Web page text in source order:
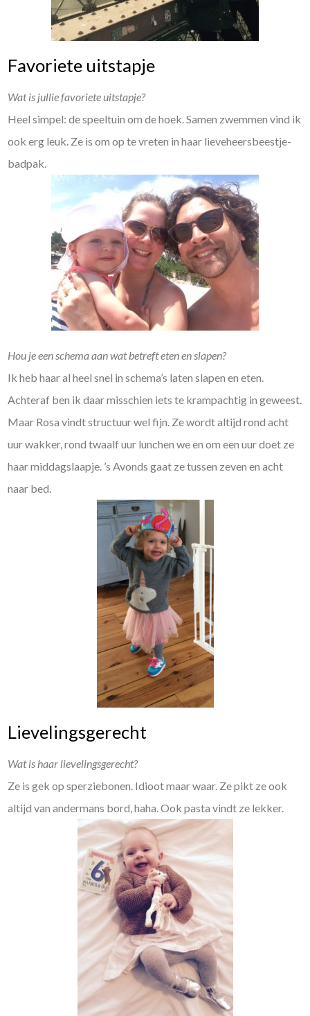
Favoriete uitstapje
Wat is jullie favoriete uitstapje?
Heel simpel: de speeltuin om de hoek. Samen zwemmen vind ik
ook erg leuk. Ze is om op te vreten in haar lieveheersbeestje-
badpak.
Hou je een schema aan wat betreft eten en slapen?
Ik heb haar al heel snel in schema’s laten slapen en eten.
Achteraf ben ik daar misschien iets te krampachtig in geweest.
Maar Rosa vindt structuur wel fijn. Ze wordt altijd rond acht
uur wakker, rond twaalf uur lunchen we en om een uur doet ze
haar middagslaapje. ’s Avonds gaat ze tussen zeven en acht
naar bed.
Lievelingsgerecht
Wat is haar lievelingsgerecht?
Ze is gek op sperziebonen. Idioot maar waar. Ze pikt ze ook
altijd van andermans bord, haha. Ook pasta vindt ze lekker.